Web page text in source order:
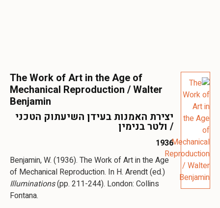
The Work of Art in the Age of
Mechanical Reproduction / Walter
Benjamin
יצירת האמנות בעידן השיעתוק הטכני
/ ולטר בנימין
1936
Benjamin, W. (1936). The Work of Art in the Age
of Mechanical Reproduction. In H. Arendt (ed.)
Illuminations(pp. 211-244). London: Collins